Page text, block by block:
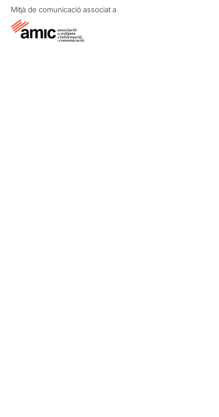
Mitjà de comunicació associat a